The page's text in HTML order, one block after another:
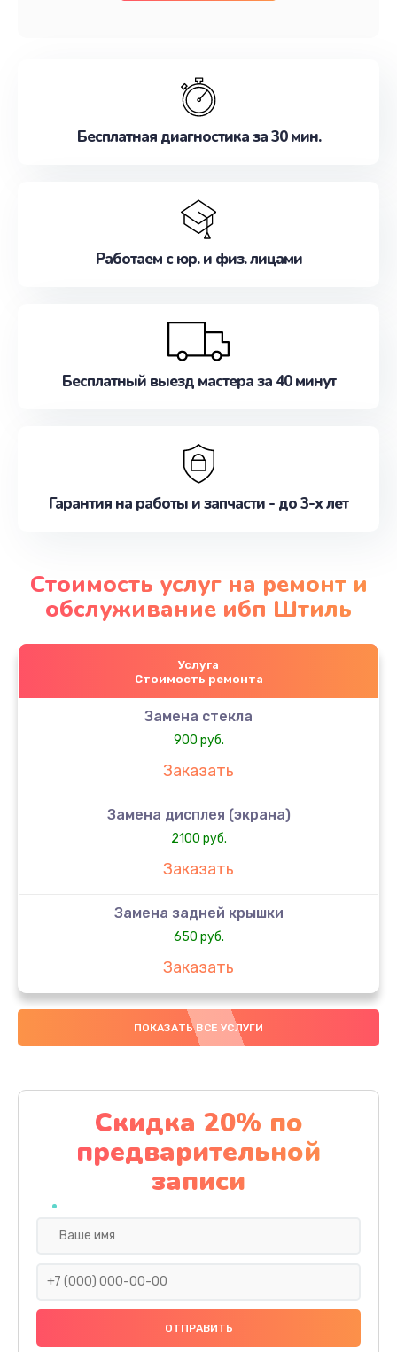
Бесплатная диагностика за 30 мин.
Работаем с юр. и физ. лицами
Бесплатный выезд мастера за 40 минут
Гарантия на работы и запчасти - до 3-х лет
Стоимость услуг на ремонт и
обслуживание ибп Штиль
Услуга
Стоимость ремонта
Замена стекла
900 руб.
Заказать
Замена дисплея (экрана)
2100 руб.
Заказать
Замена задней крышки
650 руб.
Заказать
Замена аккумулятора
4000 руб.
Замена материнской платы
1100 руб.
Заказать
Замена праймера
1000 руб.
ПОКАЗАТЬ ВСЕ УСЛУГИ
Скидка 20% по
предварительной
записи